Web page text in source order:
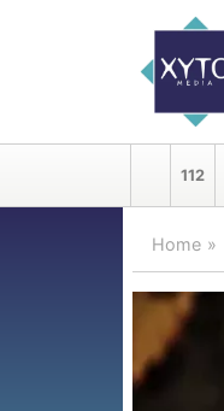
112
Home